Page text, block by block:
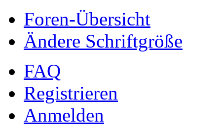
Foren-Übersicht
Ändere Schriftgröße
FAQ
Registrieren
Anmelden